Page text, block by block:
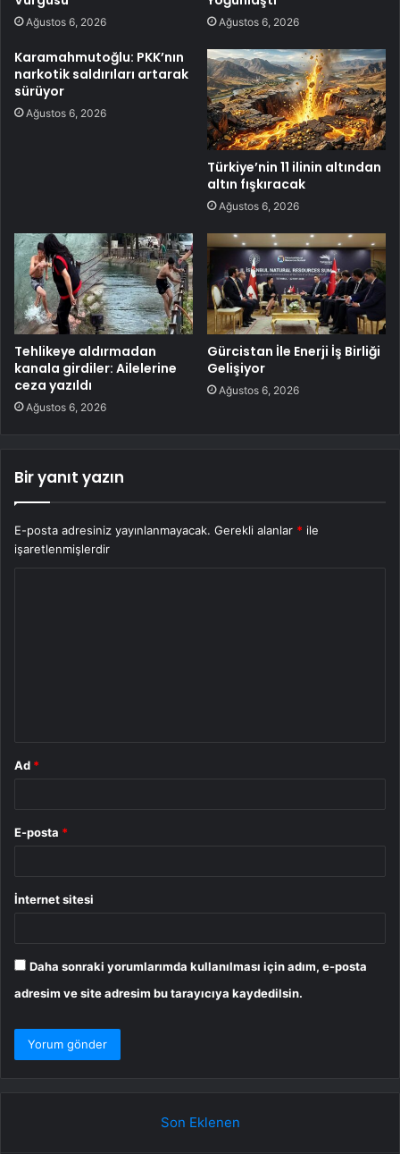
Ağustos 6, 2026 Ağustos 6, 2026
Karamahmutoğlu: PKK’nın
narkotik saldırıları artarak
sürüyor
Ağustos 6, 2026
Türkiye’nin 11 ilinin altından
altın fışkıracak
Ağustos 6, 2026
Tehlikeye aldırmadan
kanala girdiler: Ailelerine
ceza yazıldı
Ağustos 6, 2026
Gürcistan İle Enerji İş Birliği
Gelişiyor
Ağustos 6, 2026
Bir yanıt yazın
E-posta adresiniz yayınlanmayacak. Gerekli alanlar * ile
işaretlenmişlerdir
Ad *
E-posta *
İnternet sitesi
Daha sonraki yorumlarımda kullanılması için adım, e-posta
adresim ve site adresim bu tarayıcıya kaydedilsin.
Son Eklenen